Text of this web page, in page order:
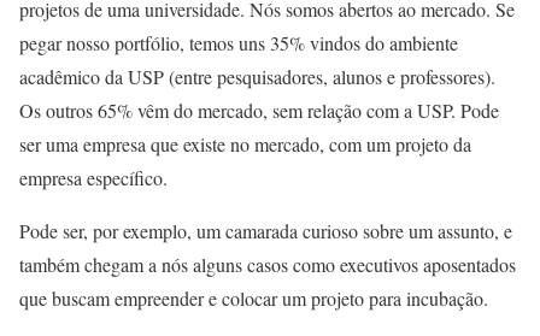
projetos de uma universidade. Nós somos abertos ao mercado. Se
pegar nosso portfólio, temos uns 35% vindos do ambiente
acadêmico da USP (entre pesquisadores, alunos e professores).
Os outros 65% vêm do mercado, sem relação com a USP. Pode
ser uma empresa que existe no mercado, com um projeto da
empresa específico.
Pode ser, por exemplo, um camarada curioso sobre um assunto, e
também chegam a nós alguns casos como executivos aposentados
que buscam empreender e colocar um projeto para incubação.